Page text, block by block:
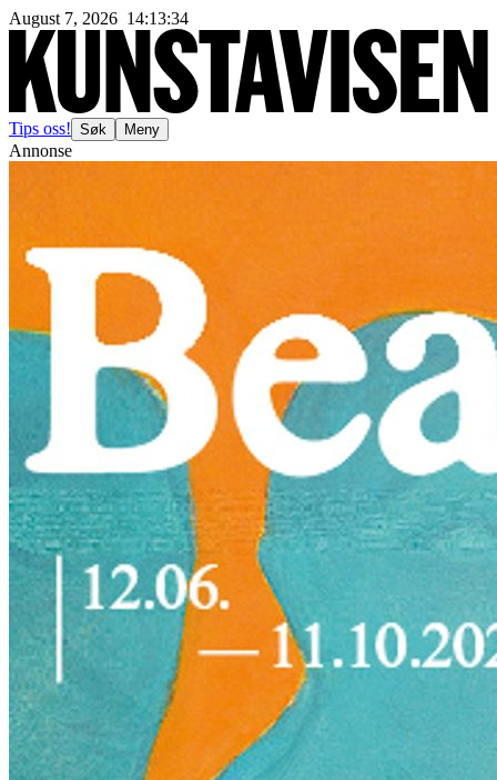
August 7, 2026 14:13:37
Tips oss! Søk Meny
Annonse